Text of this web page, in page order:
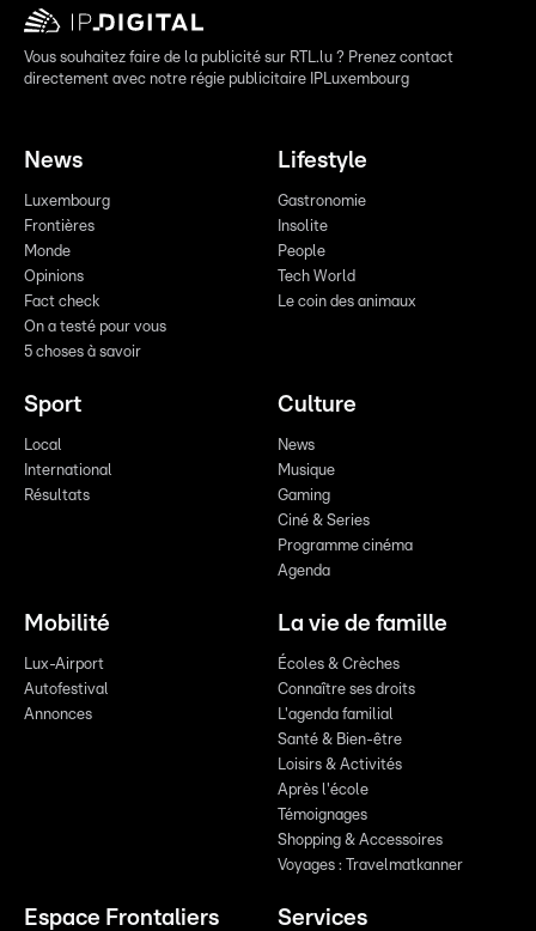
Vous souhaitez faire de la publicité sur RTL.lu ? Prenez contact
directement avec notre régie publicitaire IPLuxembourg
News
Luxembourg
Frontières
Monde
Opinions
Fact check
On a testé pour vous
5 choses à savoir
Lifestyle
Gastronomie
Insolite
People
Tech World
Le coin des animaux
Sport
Local
International
Résultats
Culture
News
Musique
Gaming
Ciné & Series
Programme cinéma
Agenda
Mobilité
Lux-Airport
Autofestival
Annonces
La vie de famille
Écoles & Crèches
Connaître ses droits
L'agenda familial
Santé & Bien-être
Loisirs & Activités
Après l'école
Témoignages
Shopping & Accessoires
Voyages : Travelmatkanner
Espace Frontaliers Services